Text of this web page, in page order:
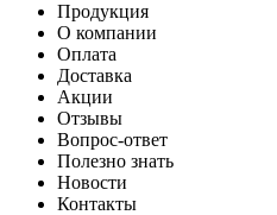
Продукция
О компании
Оплата
Доставка
Акции
Отзывы
Вопрос-ответ
Полезно знать
Новости
Контакты